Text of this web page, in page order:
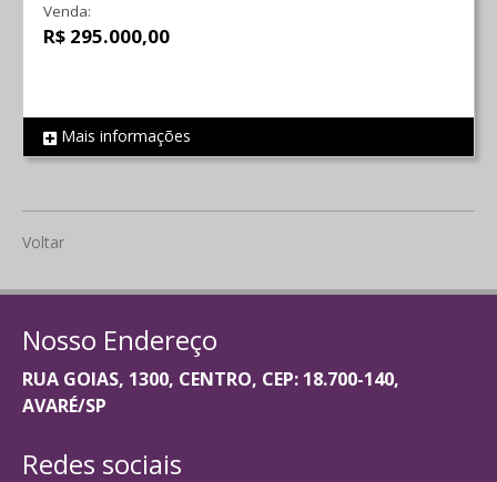
REF 2120
Venda:
R$ 295.000,00
Mais informações
Voltar
Nosso Endereço
RUA GOIAS, 1300, CENTRO, CEP: 18.700-140,
AVARÉ/SP
Redes sociais